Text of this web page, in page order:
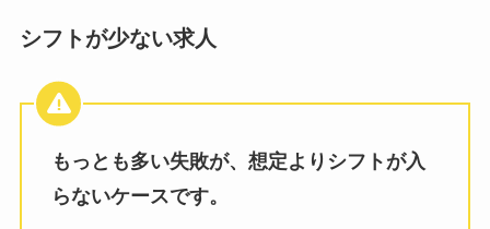
シフトが少ない求人
もっとも多い失敗が、想定よりシフトが入
らないケースです。